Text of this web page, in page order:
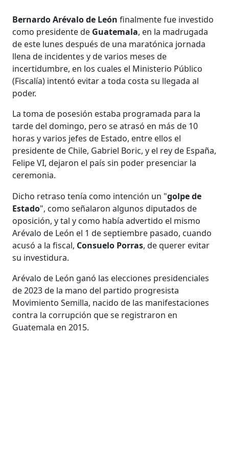
Bernardo Arévalo de León finalmente fue investido
como presidente de Guatemala, en la madrugada
de este lunes después de una maratónica jornada
llena de incidentes y de varios meses de
incertidumbre, en los cuales el Ministerio Público
(Fiscalía) intentó evitar a toda costa su llegada al
poder.
La toma de posesión estaba programada para la
tarde del domingo, pero se atrasó en más de 10
horas y varios jefes de Estado, entre ellos el
presidente de Chile, Gabriel Boric, y el rey de España,
Felipe VI, dejaron el país sin poder presenciar la
ceremonia.
Dicho retraso tenía como intención un "golpe de
Estado", como señalaron algunos diputados de
oposición, y tal y como había advertido el mismo
Arévalo de León el 1 de septiembre pasado, cuando
acusó a la fiscal, Consuelo Porras, de querer evitar
su investidura.
Arévalo de León ganó las elecciones presidenciales
de 2023 de la mano del partido progresista
Movimiento Semilla, nacido de las manifestaciones
contra la corrupción que se registraron en
Guatemala en 2015.